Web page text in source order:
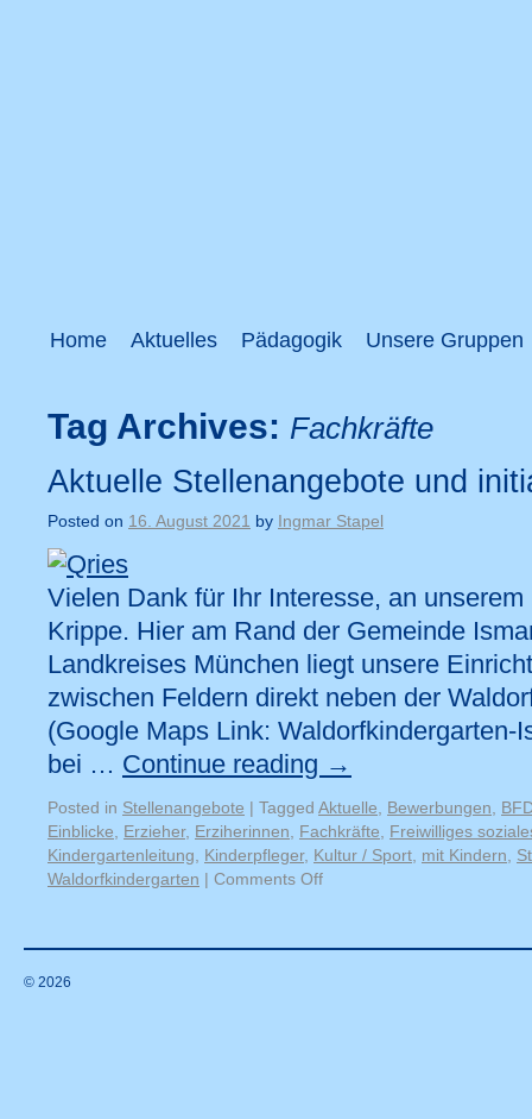
Home Aktuelles Pädagogik Unsere Gruppen
Tag Archives: Fachkräfte
Aktuelle Stellenangebote und
Posted on 16. August 2021 by Ingmar Stapel
Vielen Dank für Ihr Interesse, an
Krippe. Hier am Rand der Gemeinde
Landkreises München liegt unsere
zwischen Feldern direkt neben der
(Google Maps Link: Waldorfkindergarten-
bei … Continue reading →
Posted in Stellenangebote | Tagged Aktuelle Bewerbungen
Einblicke
Erzieher, Erziherinnen Fachkräfte
Freiwilliges
Kindergartenleitung
Kinderpfleger, Kultur / Sport mit Kindern
Waldorfkindergarten | Comments Off
© 2026